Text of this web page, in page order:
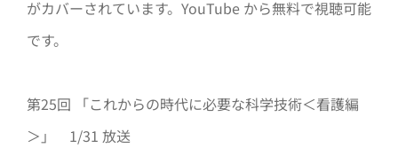
がカバーされています。YouTube から無料で視聴可能
です。
第25回 「これからの時代に必要な科学技術＜看護編
＞」 1/31 放送